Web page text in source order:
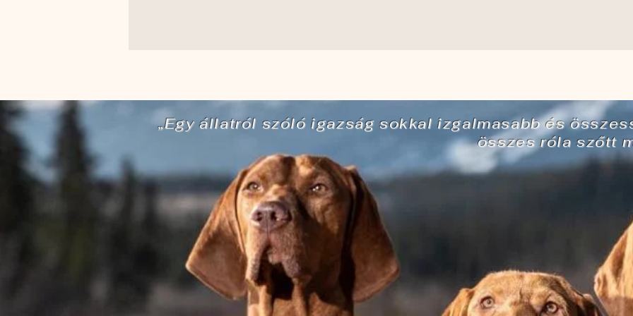
„Egy állatról szóló igazság sokkal izgalmasabb és
összes róla szőtt